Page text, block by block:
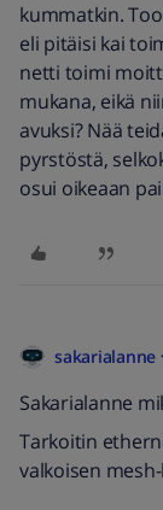
kummatkin.
eli pitäisi kai
netti toimi
mukana, eikä
avuksi? Nää
pyrstöstä,
osui oikeaan
sakarialanne
Sakarialanne
Tarkoitin
valkoisen